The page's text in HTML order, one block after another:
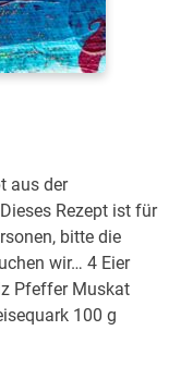
aus der
Rezept ist für
bitte die
wir… 4 Eier
Pfeffer Muskat
100 g